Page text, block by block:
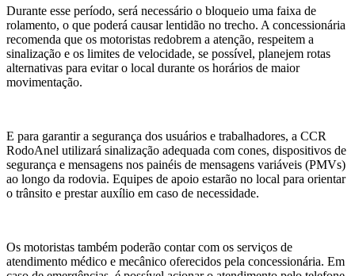
Durante esse período, será necessário o bloqueio uma faixa de
rolamento, o que poderá causar lentidão no trecho. A concessionária
recomenda que os motoristas redobrem a atenção, respeitem a
sinalização e os limites de velocidade, se possível, planejem rotas
alternativas para evitar o local durante os horários de maior
movimentação.
E para garantir a segurança dos usuários e trabalhadores, a CCR
RodoAnel utilizará sinalização adequada com cones, dispositivos de
segurança e mensagens nos painéis de mensagens variáveis (PMVs)
ao longo da rodovia. Equipes de apoio estarão no local para orientar
o trânsito e prestar auxílio em caso de necessidade.
Os motoristas também poderão contar com os serviços de
atendimento médico e mecânico oferecidos pela concessionária. Em